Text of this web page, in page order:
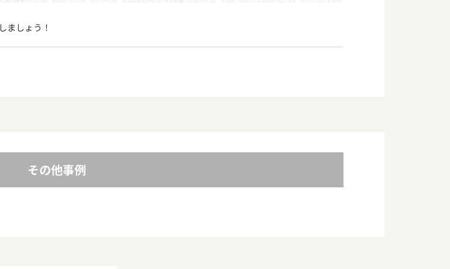
ましょう！
その他事例